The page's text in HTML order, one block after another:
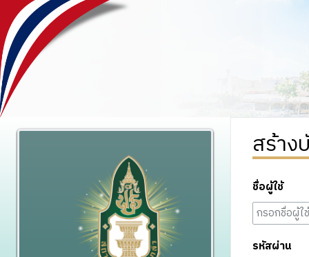
สร้า
ชื่อผู้ใช้
รหัสผ่าน